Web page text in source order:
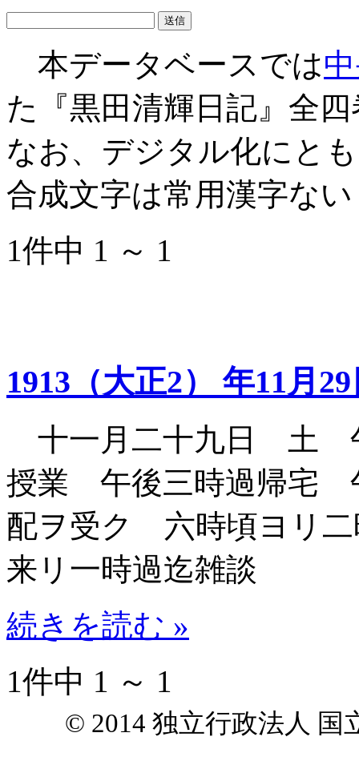
本データベースでは
た『黒田清輝日記』全
なお、デジタル化にと
合成文字は常用漢字な
1件中 1 ～ 1
1913（大正2） 年11月
十一月二十九日 土
授業 午後三時過帰宅
配ヲ受ク 六時頃ヨリ
来リ一時過迄雑談
続きを読む »
1件中 1 ～ 1
© 2014 独立行政法人 国